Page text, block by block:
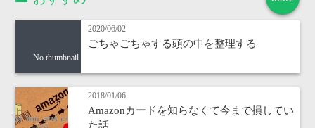
No thumbnail
2020/06/02
ごちゃごちゃする頭の中を整理する
2018/01/06
Amazonカードを知らなくて今まで損してい
た話